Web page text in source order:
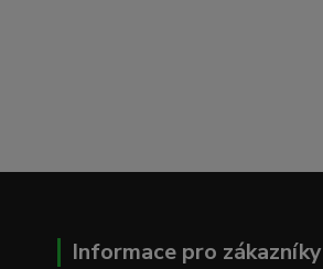
Informace pro zákazníky